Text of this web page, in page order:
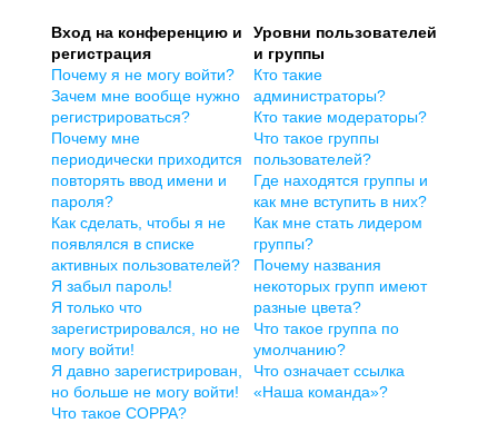
Вход на конференцию и
регистрация
Почему я не могу войти?
Зачем мне вообще нужно
регистрироваться?
Почему мне
периодически приходится
повторять ввод имени и
пароля?
Как сделать, чтобы я не
появлялся в списке
активных пользователей?
Я забыл пароль!
Я только что
зарегистрировался, но не
могу войти!
Я давно зарегистрирован,
но больше не могу войти!
Что такое COPPA?
Уровни пользователей
и группы
Кто такие
администраторы?
Кто такие модераторы?
Что такое группы
пользователей?
Где находятся группы и
как мне вступить в них?
Как мне стать лидером
группы?
Почему названия
некоторых групп имеют
разные цвета?
Что такое группа по
умолчанию?
Что означает ссылка
«Наша команда»?